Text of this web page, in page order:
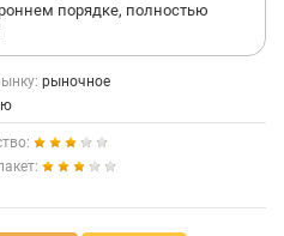
порядке, полностью
рыночное